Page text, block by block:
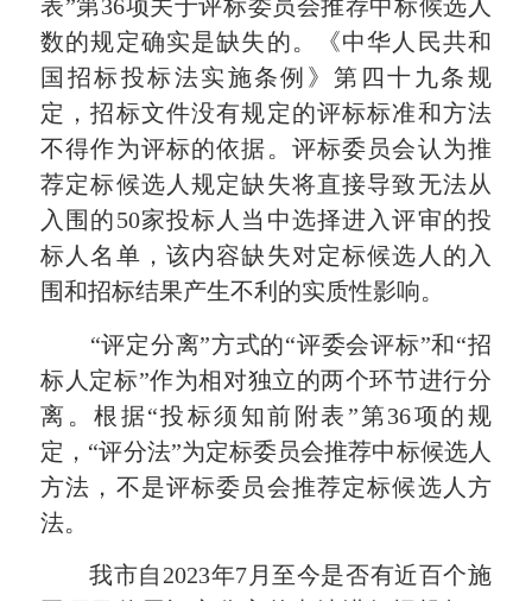
表”第36项关于评标委员会推荐中标候选人
数的规定确实是缺失的。《中华人民共和
国招标投标法实施条例》第四十九条规
定，招标文件没有规定的评标标准和方法
不得作为评标的依据。评标委员会认为推
荐定标候选人规定缺失将直接导致无法从
入围的50家投标人当中选择进入评审的投
标人名单，该内容缺失对定标候选人的入
围和招标结果产生不利的实质性影响。
“评定分离”方式的“评委会评标”和“招
标人定标”作为相对独立的两个环节进行分
离。根据“投标须知前附表”第36项的规
定，“评分法”为定标委员会推荐中标候选人
方法，不是评标委员会推荐定标候选人方
法。
我市自2023年7月至今是否有近百个施